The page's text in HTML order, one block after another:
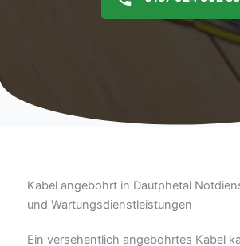
Kabel angebohrt in Dautphetal
und Wartungsdienstleistungen
Ein versehentlich angebohrtes Kabel